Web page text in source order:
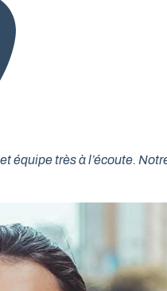
équipe très à l’écoute.